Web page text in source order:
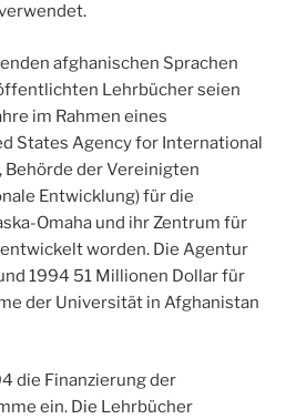
afghanischen Sprachen
Lehrbücher seien
im Rahmen eines
States Agency for International
Behörde der Vereinigten
Entwicklung) für die
Omaha und ihr Zentrum für
worden. Die Agentur
1994 51 Millionen Dollar für
der Universität in Afghanistan
die Finanzierung der
ein. Die Lehrbücher